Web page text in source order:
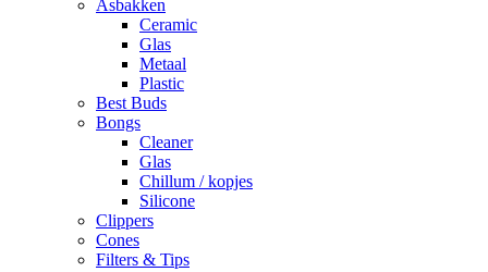
Asbakken
Ceramic
Glas
Metaal
Plastic
Best Buds
Bongs
Cleaner
Glas
Chillum / kopjes
Silicone
Clippers
Cones
Filters & Tips